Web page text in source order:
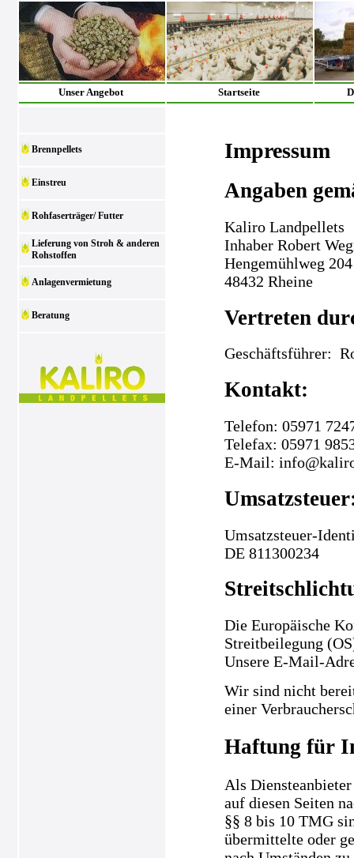
Unser Angebot Startseite
Brennpellets
Einstreu
Rohfaserträger/ Futter
Lieferung von Stroh & anderen
Rohstoffen
Anlagenvermietung
Beratung
Impressum
Angaben
Kaliro Landpellets
Inhaber Robert
Hengemühlweg 204
48432 Rheine
Vertreten
Geschäftsführer:
Kontakt:
Telefon: 05971
Telefax: 05971
E-Mail:
Umsatzsteuer-
DE 811300234
Die Europäische
Streitbeilegung
Unsere E-Mail-
Wir sind nicht
einer
Haftung für
Als
auf diesen Seiten
§§ 8 bis 10 TMG
übermittelte oder